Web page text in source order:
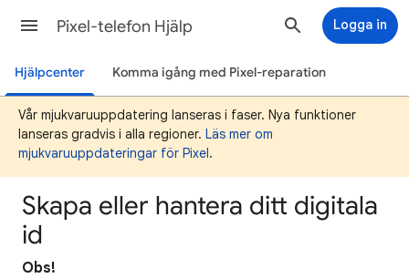
Pixel-telefon Hjälp Logga in
Hjälpcenter Komma igång med Pixel-reparation
Vår mjukvaruuppdatering lanseras i faser. Nya funktioner
lanseras gradvis i alla regioner. Läs mer om
mjukvaruuppdateringar för Pixel.
Skapa eller hantera ditt digitala
id
Obs!